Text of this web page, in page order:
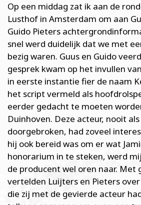
Op een middag zat ik aan de
Lusthof in Amsterdam om aan
Guido Pieters
snel werd duidelijk dat we met
bezig waren. Guus en Guido
gesprek kwam op het invullen
in eerste instantie fier de naam
het script vermeld als
eerder gedacht te moeten
Duinhoven. Deze acteur, nooit
doorgebroken, had zoveel
hij ook bereid was om er wat
honorarium in te steken, werd
de producent wel oren naar. Met
vertelden Luijters en Pieters
die zij met de gevierde acteur